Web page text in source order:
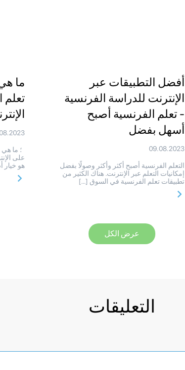
أفضل التطبيقات عبر
الإنترنت للدراسة الفرنسية
- تعلم الفرنسية أصبح
أسهل بفضل
09.08.2023
التعلم الفرنسية أصبح أكثر وأكثر وصولًا بفضل
إمكانيات التعلم عبر الإنترنت. هناك الكثير من
تطبيقات تعلم الفرنسية في السوق […]
ما
تعلم
؛ ما هي
على
هو خيار
عرض الكل
التعليقات